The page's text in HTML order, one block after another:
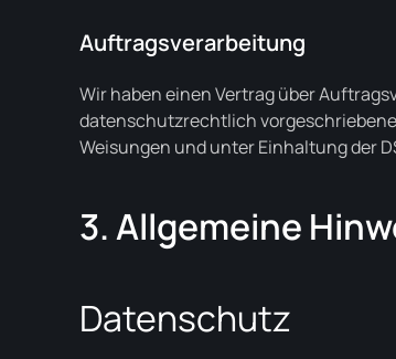
Auftragsverarbeitung
Wir haben einen Vertrag über
datenschutzrechtlich
Weisungen und unter Einhaltung der
3. Allgemeine
Datenschutz